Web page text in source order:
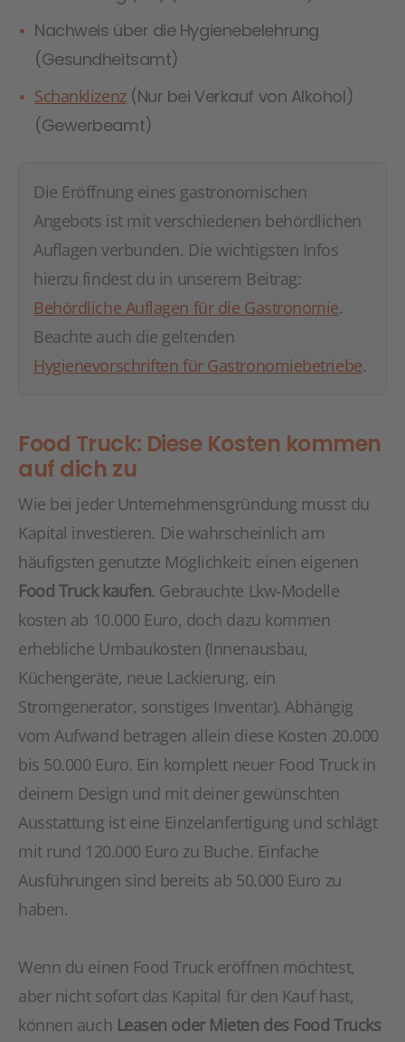
Nachweis über die Hygienebelehrung
(Gesundheitsamt)
Schanklizenz(Nur bei Verkauf von Alkohol)
(Gewerbeamt)
Die Eröffnung eines gastronomischen
Angebots ist mit verschiedenen behördlichen
Auflagen verbunden. Die wichtigsten Infos
hierzu findest du in unserem Beitrag:
Behördliche Auflagen für die Gastronomie.
Beachte auch die geltenden
Hygienevorschriften für Gastronomiebetriebe.
Food Truck: Diese Kosten kommen
auf dich zu
Wie bei jeder Unternehmensgründung musst du
Kapital investieren. Die wahrscheinlich am
häufigsten genutzte Möglichkeit: einen eigenen
Food Truck kaufen. Gebrauchte Lkw-Modelle
kosten ab 10.000 Euro, doch dazu kommen
erhebliche Umbaukosten (Innenausbau,
Küchengeräte, neue Lackierung, ein
Stromgenerator, sonstiges Inventar). Abhängig
vom Aufwand betragen allein diese Kosten 20.000
bis 50.000 Euro. Ein komplett neuer Food Truck in
deinem Design und mit deiner gewünschten
Ausstattung ist eine Einzelanfertigung und schlägt
mit rund 120.000 Euro zu Buche. Einfache
Ausführungen sind bereits ab 50.000 Euro zu
haben.
Wenn du einen Food Truck eröffnen möchtest,
aber nicht sofort das Kapital für den Kauf hast,
können auch Leasen oder Mieten des Food Trucks